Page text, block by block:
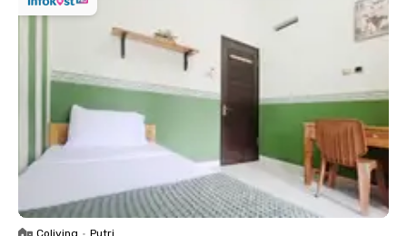
Coliving • Putri